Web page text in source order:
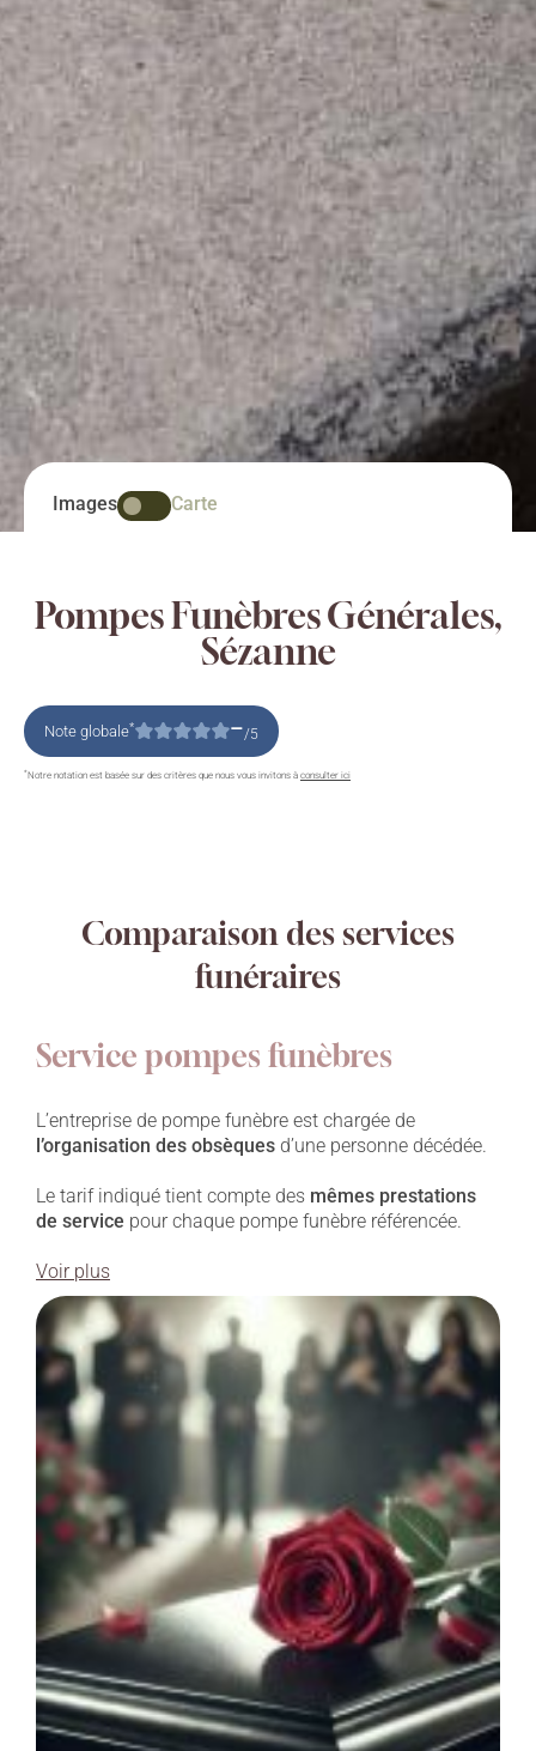
Images Carte
Pompes Funèbres Générales,
Sézanne
Note globale* –/5
*Notre notation est basée sur des critères que nous vous invitons à consulter ici
Comparaison des services
funéraires
Service pompes funèbres
L’entreprise de pompe funèbre est chargée de
l’organisation des obsèques d’une personne décédée.
Le tarif indiqué tient compte des mêmes prestations
de service pour chaque pompe funèbre référencée.
Voir plus